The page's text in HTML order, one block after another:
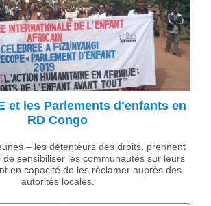
et les Parlements d’enfants en
RD Congo
– les détenteurs des droits, prennent
de sensibiliser les communautés sur leurs
en capacité de les réclamer auprès des
autorités locales.